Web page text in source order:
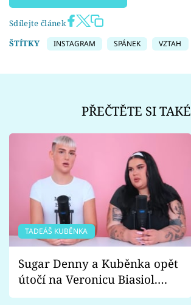
Sdílejte článek
ŠTÍTKY
INSTAGRAM SPÁNEK VZTAH
PŘEČTĚTE SI TAKÉ
TADEÁŠ KUBĚNKA
Sugar Denny a Kuběnka opět
útočí na Veronicu Biasiol.
Proč je podle nich falešná a